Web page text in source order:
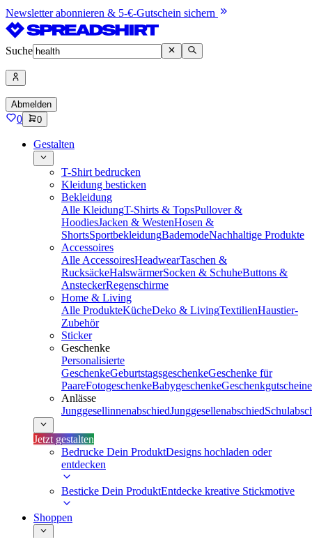
Newsletter abonnieren & 5-€-Gutschein sichern
Suche
Abmelden
0 0
Gestalten
T-Shirt bedrucken
Kleidung besticken
Bekleidung
Alle KleidungT-Shirts & TopsPullover &
HoodiesJacken & WestenHosen &
ShortsSportbekleidungBademodeNachhaltige Produkte
Accessoires
Alle AccessoiresHeadwearTaschen &
RucksäckeHalswärmerSocken & SchuheButtons &
AnsteckerRegenschirme
Home & Living
Alle ProdukteKücheDeko & LivingTextilienHaustier-
Zubehör
Sticker
Geschenke
Personalisierte
GeschenkeGeburtstagsgeschenkeGeschenke für
PaareFotogeschenkeBabygeschenkeGeschenkgutscheine
Anlässe
JunggesellinnenabschiedJunggesellenabschied
Jetzt gestalten
Bedrucke Dein ProduktDesigns hochladen oder
entdecken
Besticke Dein ProduktEntdecke kreative Stickmotive
Shoppen